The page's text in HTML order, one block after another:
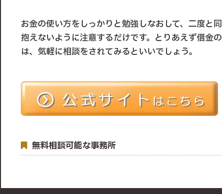
お金の使い方をしっかりと勉強しなおして、二度と
抱えないように注意するだけです。とりあえず借金
は、気軽に相談をされてみるといいでしょう。
無料相談可能な事務所